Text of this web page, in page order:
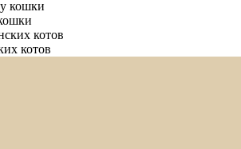
котов